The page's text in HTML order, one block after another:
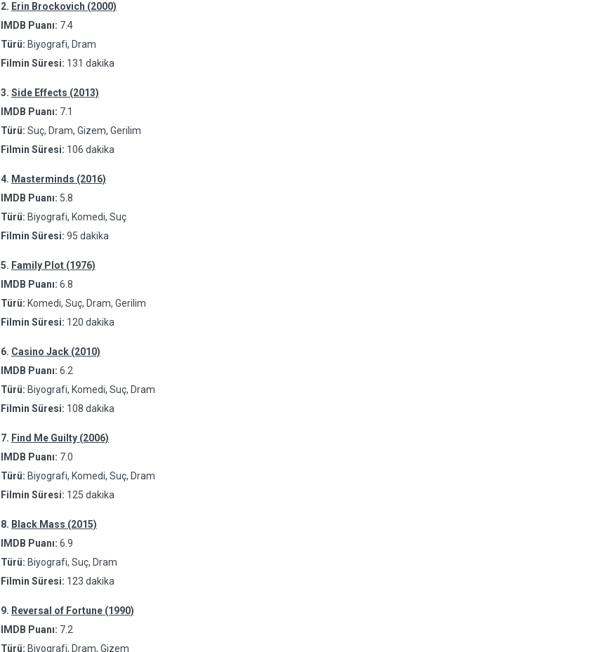
2. Erin Brockovich (2000)
IMDB Puanı: 7.4
Türü: Biyografi, Dram
Filmin Süresi: 131 dakika
3. Side Effects (2013)
IMDB Puanı: 7.1
Türü: Suç, Dram, Gizem, Gerilim
Filmin Süresi: 106 dakika
4. Masterminds (2016)
IMDB Puanı: 5.8
Türü: Biyografi, Komedi, Suç
Filmin Süresi: 95 dakika
5. Family Plot (1976)
IMDB Puanı: 6.8
Türü: Komedi, Suç, Dram, Gerilim
Filmin Süresi: 120 dakika
6. Casino Jack (2010)
IMDB Puanı: 6.2
Türü: Biyografi, Komedi, Suç, Dram
Filmin Süresi: 108 dakika
7. Find Me Guilty (2006)
IMDB Puanı: 7.0
Türü: Biyografi, Komedi, Suç, Dram
Filmin Süresi: 125 dakika
8. Black Mass (2015)
IMDB Puanı: 6.9
Türü: Biyografi, Suç, Dram
Filmin Süresi: 123 dakika
9. Reversal of Fortune (1990)
IMDB Puanı: 7.2
Türü: Biyografi, Dram, Gizem